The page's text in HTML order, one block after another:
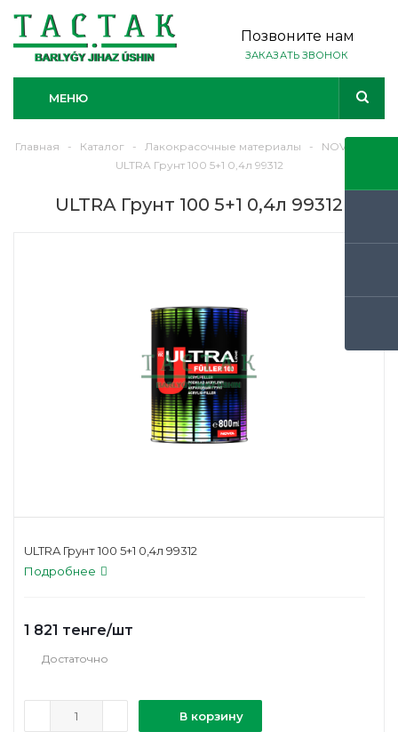
Позвоните нам
ЗАКАЗАТЬ ЗВОНОК
МЕНЮ
Главная - Каталог - Лакокрасочные материалы - NOVOL
ULTRA Грунт 100 5+1 0,4л 99312
ULTRA Грунт 100 5+1 0,4л 99312
ULTRA Грунт 100 5+1 0,4л 99312
Подробнее
1 821 тенге/шт
Достаточно
В корзину